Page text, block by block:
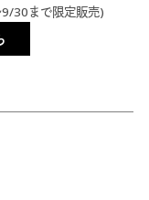
30まで限定販売)